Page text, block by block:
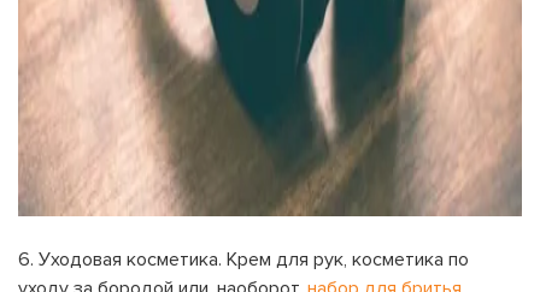
6. Уходовая косметика. Крем для рук, косметика по